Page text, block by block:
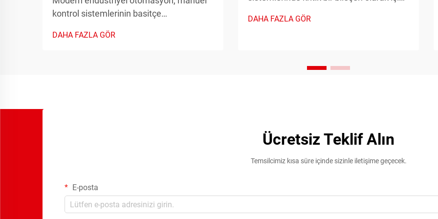
kontrol sistemlerinin basitçe
güvenilirlik gerektirir. Manuel
DAHA FAZLA GÖR
ticari uygulamada otomatik anahtarlama
DAHA FAZLA GÖR
Ücretsiz Teklif Alın
Temsilcimiz kısa süre içinde sizinle iletişime geçecek.
E-posta